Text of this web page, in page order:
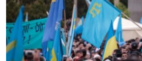
BLOGLAR
FİKİR
Русский